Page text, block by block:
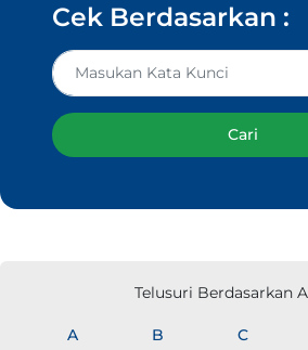
Cek Berdasarkan :
Cari
Telusuri Berdasarkan
A B C